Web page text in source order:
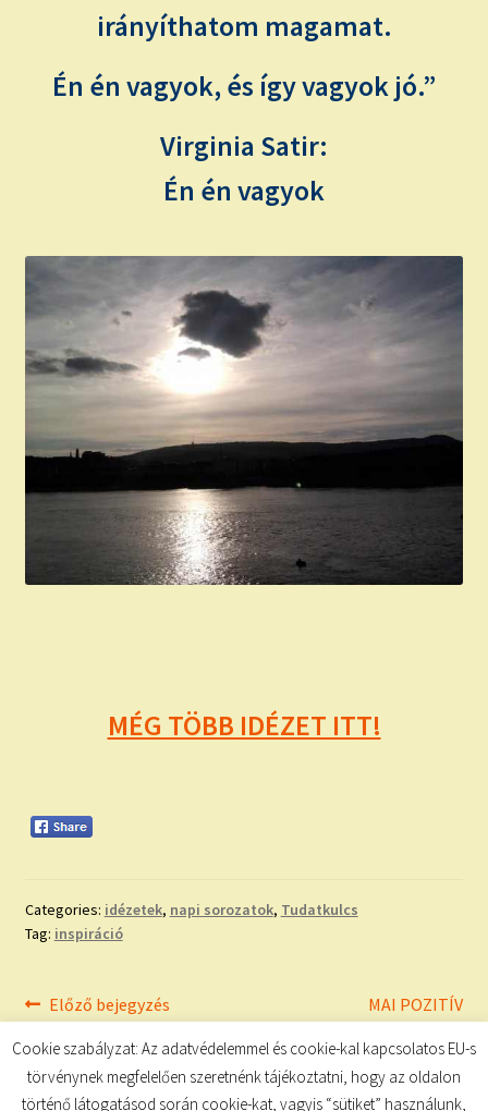
irányíthatom magamat.
Én én vagyok, és így vagyok jó.”
Virginia Satir:
Én én vagyok
MÉG TÖBB IDÉZET ITT!
Categories: idézetek, napi sorozatok, Tudatkulcs
Tag: inspiráció
Bejegyzés
navigáció
Previous
Előző bejegyzés
Next
MAI POZITÍV
Cookie szabályzat: Az adatvédelemmel és cookie-kal kapcsolatos EU-s
törvénynek megfelelően szeretnénk tájékoztatni, hogy az oldalon
történő látogatásod során cookie-kat, vagyis “sütiket” használunk,